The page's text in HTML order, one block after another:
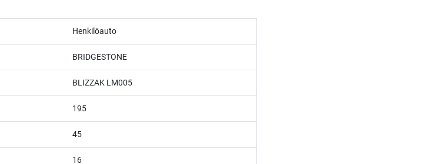
Henkilöauto
BRIDGESTONE
BLIZZAK LM005
195
45
16